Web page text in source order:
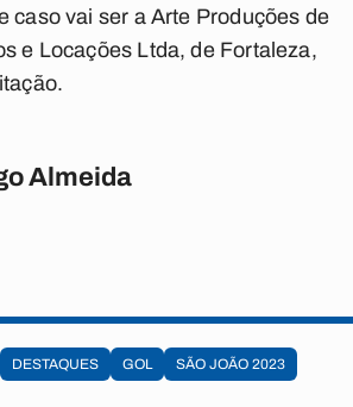
caso vai ser a Arte Produções de
e Locações Ltda, de Fortaleza,
Almeida
DESTAQUES GOL
SÃO JOÃO 2023